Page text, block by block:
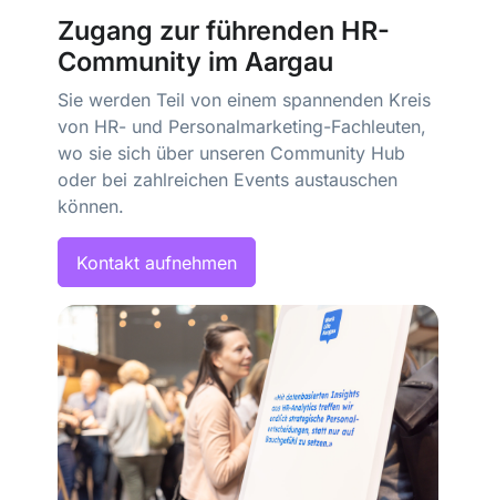
Zugang zur führenden HR-
Community im Aargau
Sie werden Teil von einem spannenden Kreis
von HR- und Personalmarketing-Fachleuten,
wo sie sich über unseren Community Hub
oder bei zahlreichen Events austauschen
können.
Kontakt aufnehmen